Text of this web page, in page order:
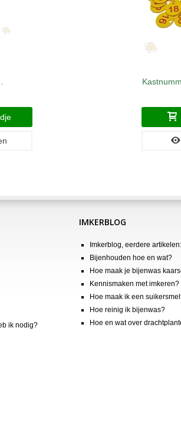
ik nodig?
IMKERBLOG
Imkerblog, eerdere artikelen:
Bijenhouden hoe en wat?
Hoe maak je bijenwas
Kennismaken met imkeren?
Hoe maak ik een
Hoe reinig ik bijenwas?
Hoe en wat over